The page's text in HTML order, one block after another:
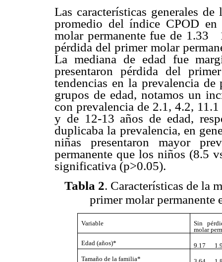
Las características generales
promedio del índice CPOD
molar permanente fue de 1.33
pérdida del primer molar
La mediana de edad fue
presentaron pérdida del
tendencias en la prevalencia
grupos de edad, notamos un
con prevalencia de 2.1, 4.2,
y de 12-13 años de edad,
duplicaba la prevalencia, en
niñas presentaron mayor
permanente que los niños (8.5
significativa (p>0.05).
Tabla 2. Características de la
primer molar permanente
Variable
Sin
molar
Edad (años)*
9.17
Tamaño de la familia*